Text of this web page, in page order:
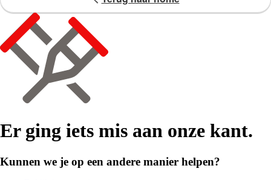
Er ging iets mis aan onze kant.
Kunnen we je op een andere manier helpen?